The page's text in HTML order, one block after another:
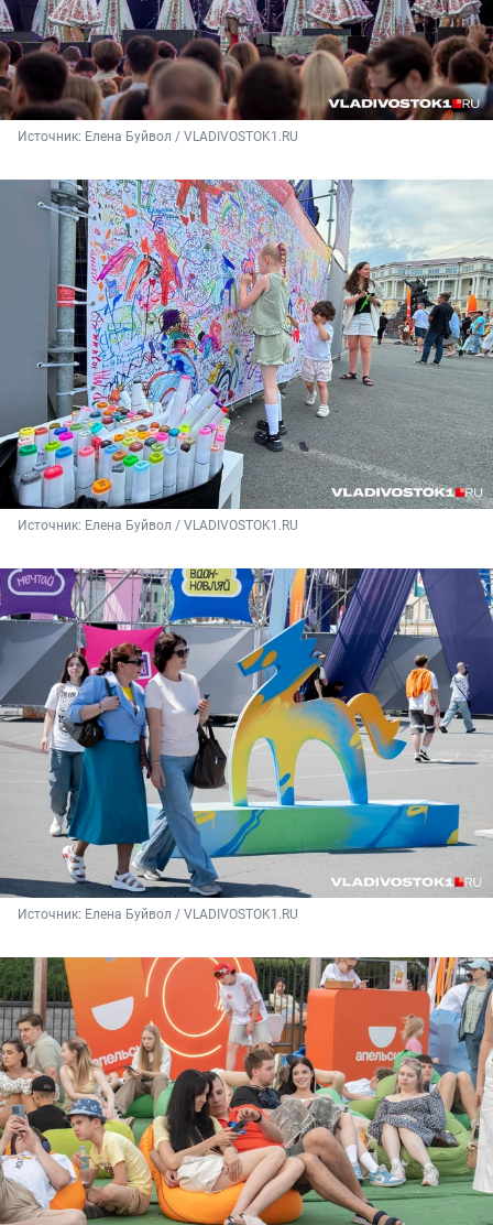
Источник: Елена Буйвол / VLADIVOSTOK1.RU
Источник: Елена Буйвол / VLADIVOSTOK1.RU
Источник: Елена Буйвол / VLADIVOSTOK1.RU